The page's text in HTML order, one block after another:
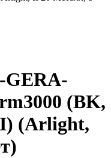
GERA-
(BK,
(Arlight,